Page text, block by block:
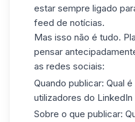
estar sempre ligado
feed de notícias.
Mas isso não é tudo.
pensar
as redes sociais:
Quando publicar: Qual
utilizadores do
Sobre o que publicar: